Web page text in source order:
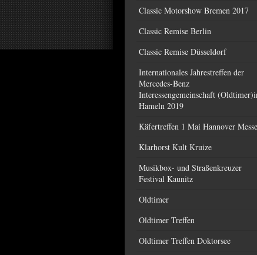
Classic Motorshow Bremen 2017
Classic Remise Berlin
Classic Remise Düsseldorf
Internationales Jahrestreffen der
Mercedes-Benz
Interessengemeinschaft
Hameln 2019
Käfertreffen 1 Mai Hannover Messe
Klarhorst Kult Kruize
Musikbox- und Straßenkreuzer
Festival Kaunitz
Oldtimer
Oldtimer Treffen
Oldtimer Treffen Doktorsee